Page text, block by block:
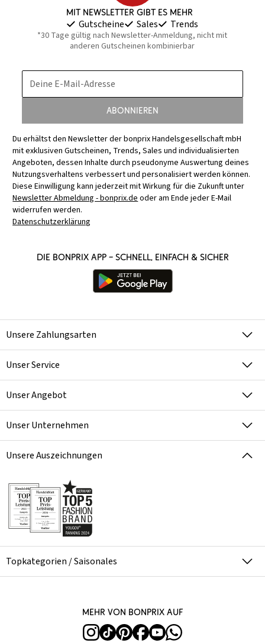
Mit Newsletter gibt es mehr
Gutscheine Sales Trends
*30 Tage gültig nach Newsletter-Anmeldung, nicht mit
anderen Gutscheinen kombinierbar
Deine E-Mail-Adresse
Abonnieren
Du erhältst den Newsletter der bonprix Handelsgesellschaft mbH
mit exklusiven Gutscheinen, Trends, Sales und individualisierten
Angeboten, dessen Inhalte durch pseudonyme Auswertung deines
Nutzungsverhaltens verbessert und personalisiert werden können.
Diese Einwilligung kann jederzeit mit Wirkung für die Zukunft unter
Newsletter Abmeldung - bonprix.deoder am Ende jeder E-Mail
widerrufen werden.
Datenschutzerklärung
Die bonprix App – schnell, einfach & sicher
Unsere Zahlungsarten
Unser Service
Unser Angebot
Unser Unternehmen
Unsere Auszeichnungen
Topkategorien / Saisonales
Mehr von bonprix auf